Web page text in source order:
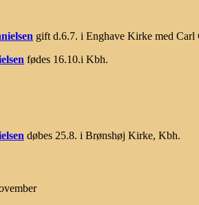
gift d.6.7. i Enghave Kirke med Carl
fødes 16.10.i Kbh.
døbes 25.8. i Brønshøj Kirke, Kbh.